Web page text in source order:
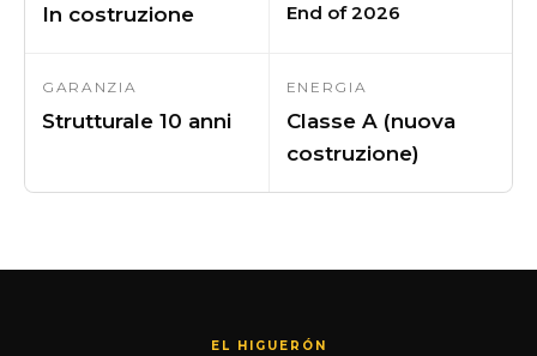
In costruzione End of 2026
GARANZIA
Strutturale 10 anni
ENERGIA
Classe A (nuova
costruzione)
EL HIGUERÓN